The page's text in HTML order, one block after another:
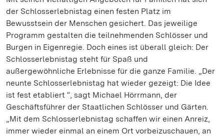
der Schlosserlebnistag einen festen Platz im
Bewusstsein der Menschen gesichert. Das jeweilige
Programm gestalten die teilnehmenden Schlösser und
Burgen in Eigenregie. Doch eines ist überall gleich: Der
Schlosserlebnistag steht für Spaß und
außergewöhnliche Erlebnisse für die ganze Familie. „Der
neunte Schlosserlebnistag hat wieder gezeigt: Die Idee
ist fest etabliert “, sagt Michael Hörrmann, der
Geschäftsführer der Staatlichen Schlösser und Gärten.
„Mit dem Schlosserlebnistag schaffen wir einen Anreiz,
immer wieder einmal an einem Ort vorbeizuschauen, an